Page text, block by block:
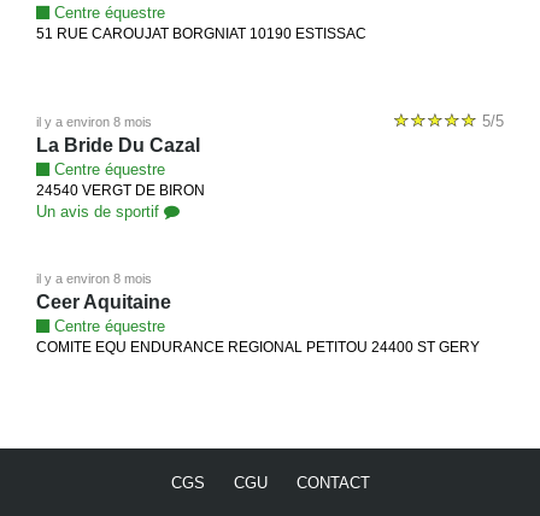
Centre équestre
51 RUE CAROUJAT BORGNIAT 10190 ESTISSAC
il y a environ 8 mois 5/5
La Bride Du Cazal
Centre équestre
24540 VERGT DE BIRON
Un avis de sportif
il y a environ 8 mois
Ceer Aquitaine
Centre équestre
COMITE EQU ENDURANCE REGIONAL PETITOU 24400 ST GERY
CGS CGU CONTACT